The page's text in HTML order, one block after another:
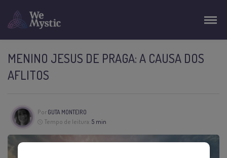
MENINO JESUS DE PRAGA: A CAUSA DOS
AFLITOS
Por GUTA MONTEIRO
Tempo de leitura: 5 min